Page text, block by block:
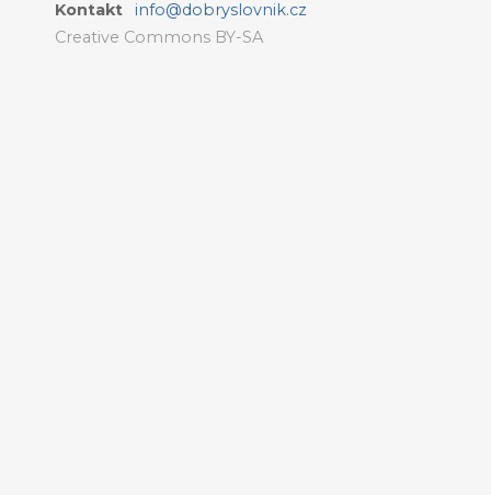
Kontakt
info@dobryslovnik.cz
Creative Commons BY-SA